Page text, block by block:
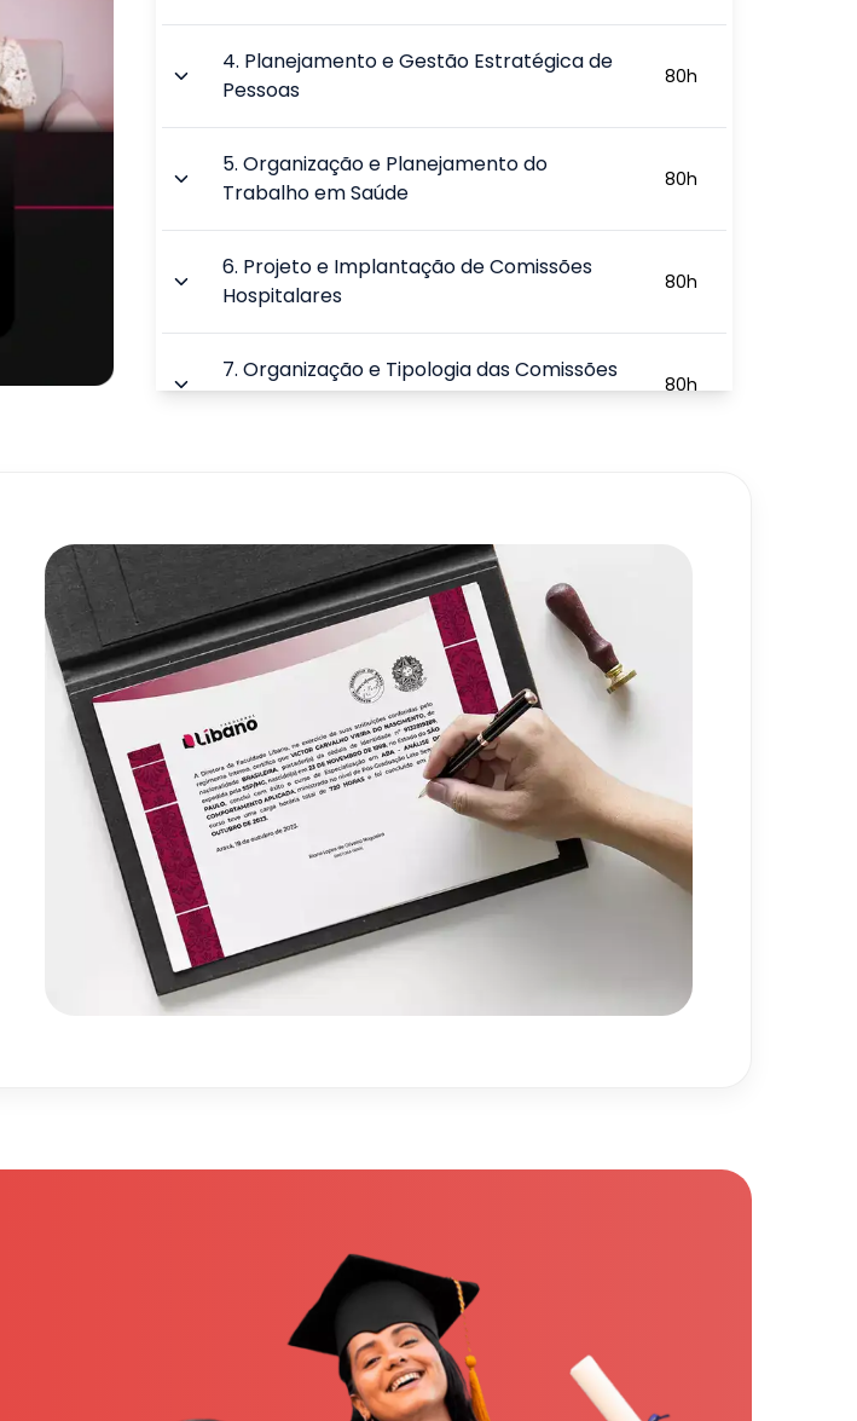
4. Planejamento e Gestão Estratégica de
Pessoas
80h
5.Organização e Planejamento do
Trabalho em Saúde
80h
6. Projeto e Implantação de Comissões
Hospitalares
80h
7.Organização e Tipologia das Comissões
Hospitalares
80h
9.Avaliação e Auditoria de Qualidade
Hospitalar
TOTAL: